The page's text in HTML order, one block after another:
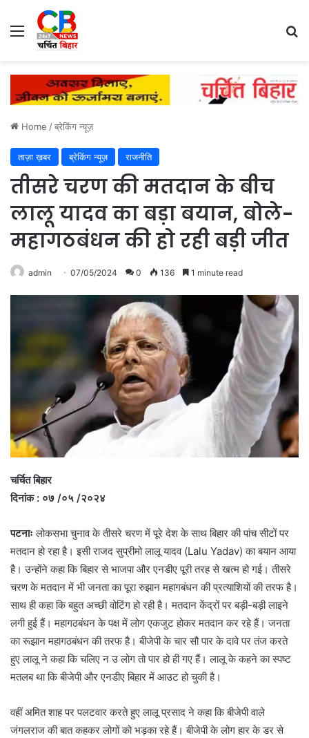
Menu
Home /ब्रेकिंग न्यूज़
ताज़ा ख़बर ब्रेकिंग न्यूज़ राजनीति
तीसरे चरण की मतदान के बीच
लालू यादव का बड़ा बयान, बोले-
महागठबंधन की हो रही बड़ी जीत
admin 07/05/2024 0 136 1 minute read
चर्चित बिहार
दिनांक : ०७ /०५ /२०२४
पटनाः लोकसभा चुनाव के तीसरे चरण में पूरे देश के साथ बिहार की पांच सीटों पर
मतदान हो रहा है। इसी राजद सुप्रीमो लालू यादव (Lalu Yadav) का बयान आया
है। उन्होंने कहा कि बिहार से भाजपा और एनडीए पूरी तरह से खत्म हो गई। तीसरे
चरण के मतदान में भी जनता का पूरा रुझान महागबंधन की प्रत्याशियों की तरफ है।
साथ ही कहा कि बहुत अच्छी वोटिंग हो रही है। मतदान केंद्रों पर बड़ी-बड़ी लाइने
लगी हुई हैं। महागठबंधन के पक्ष में लोग एकजुट होकर मतदान कर रहे हैं। जनता
का रूझान महागठबंधन की तरफ है। बीजेपी के चार सौ पार के दावे पर तंज करते
हुए लालू ने कहा कि चलिए न उ लोग तो पार हो ही गए हैं। लालू के कहने का स्पष्ट
मतलब था कि बीजेपी और एनडीए बिहार में आउट हो चुकी है।
वहीं अमित शाह पर पलटवार करते हुए लालू प्रसाद ने कहा कि बीजेपी वाले
जंगलराज की बात कहकर लोगों को भड़का रहे हैं। बीजेपी के लोग हार के डर से